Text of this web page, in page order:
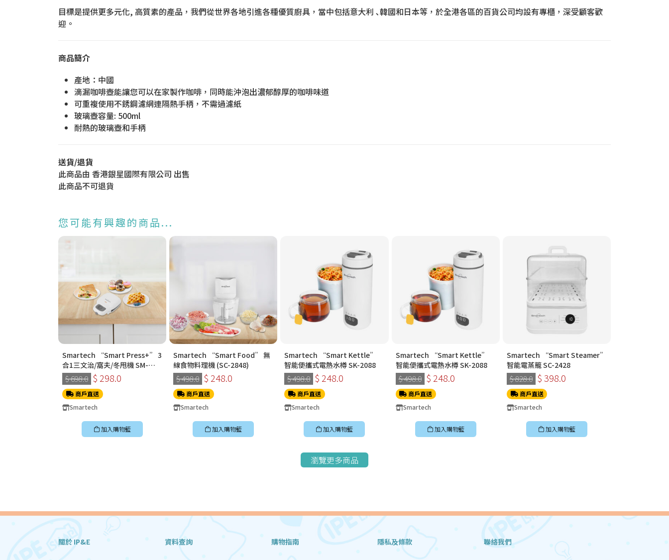
目標是提供更多元化, 高質素的產品，我們從世界各地引進各種優質廚具，當中包括意大利 ､韓國和日本等，於全港各區的百貨公司均設有專櫃，深受顧客歡
迎。
商品簡介
產地：中國
滴漏咖啡壺能讓您可以在家製作咖啡，同時能沖泡出濃郁醇厚的咖啡味道
可重複使用不銹鋼濾網連隔熱手柄，不需過濾紙
玻璃壺容量: 500ml
耐熱的玻璃壺和手柄
送貨/退貨
此商品由 香港銀星國際有限公司 出售
此商品不可退貨
您可能有興趣的商品...
Smartech “Smart Press+” 3
合1三文治/窩夫/冬甩機 SM-
2228
$ 698.0 $ 298.0
商戶直送
Smartech
加入購物籃
Smartech “Smart Food” 無
線食物料理機 (SC-2848)
$ 498.0 $ 248.0
商戶直送
Smartech
加入購物籃
Smartech “Smart Kettle”
智能便攜式電熱水樽 SK-2088
$ 498.0 $ 248.0
商戶直送
Smartech
加入購物籃
Smartech “Smart Kettle”
智能便攜式電熱水樽 SK-2088
$ 498.0 $ 248.0
商戶直送
Smartech
加入購物籃
Smartech “Smart Steamer”
智能電蒸籠 SC-2428
$ 828.0 $ 398.0
商戶直送
Smartech
加入購物籃
瀏覽更多商品
關於 IP&E 資料查詢 購物指南 隱私及條款 聯絡我們